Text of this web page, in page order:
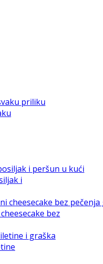
i
bez